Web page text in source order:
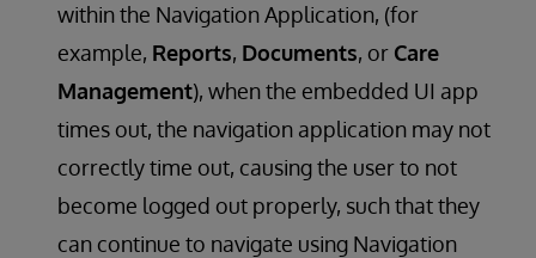
within the Navigation Application, (for
example, Reports, Documents, or Care
Management), when the embedded UI app
times out, the navigation application may not
correctly time out, causing the user to not
become logged out properly, such that they
can continue to navigate using Navigation